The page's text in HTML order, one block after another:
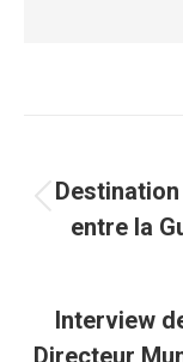
entre la
Interview
Directeur